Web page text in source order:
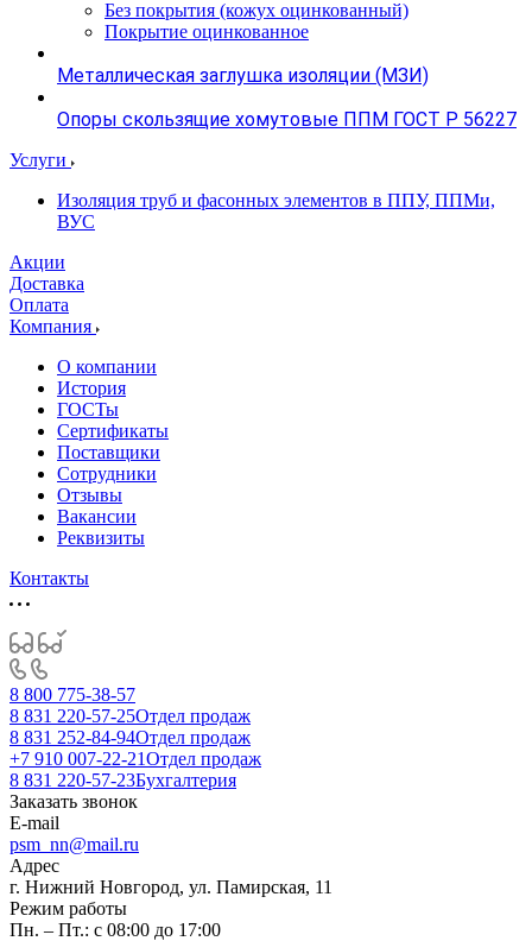
Без покрытия (кожух оцинкованный)
Покрытие оцинкованное
Металлическая заглушка изоляции (МЗИ)
Опоры скользящие хомутовые ППМ ГОСТ Р 56227
Услуги
Изоляция труб и фасонных элементов в ППУ, ППМи,
ВУС
Акции
Доставка
Оплата
Компания
О компании
История
ГОСТы
Сертификаты
Поставщики
Сотрудники
Отзывы
Вакансии
Реквизиты
Контакты
8 800 775-38-57
8 831 220-57-25Отдел продаж
8 831 252-84-94Отдел продаж
+7 910 007-22-21Отдел продаж
8 831 220-57-23Бухгалтерия
Заказать звонок
E-mail
psm_nn@mail.ru
Адрес
г. Нижний Новгород, ул. Памирская, 11
Режим работы
Пн. – Пт.: с 08:00 до 17:00